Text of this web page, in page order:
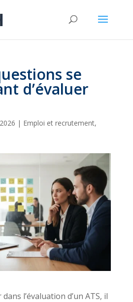
se
d’évaluer
| Emploi et recrutement,
l’évaluation d’un ATS, il